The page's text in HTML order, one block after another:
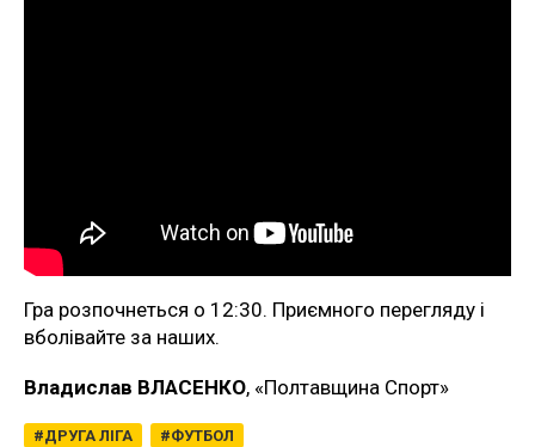
Гра розпочнеться о 12:30. Приємного перегляду і
вболівайте за наших.
Владислав ВЛАСЕНКО, «Полтавщина Спорт»
ДРУГА ЛІГА ФУТБОЛ